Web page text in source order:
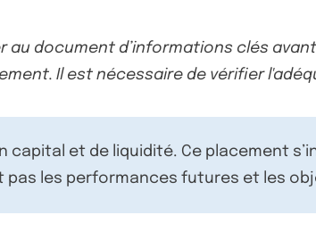
document d’informations clés
Il est nécessaire de vérifier
capital et de liquidité. Ce placement
pas les performances futures et les